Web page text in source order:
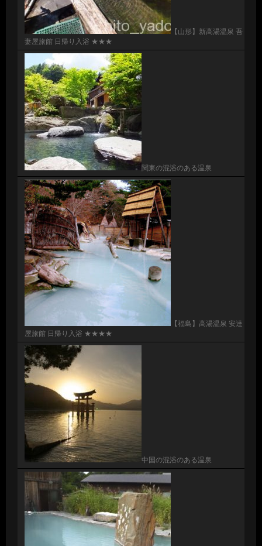
【山形】新高湯温泉 吾
妻屋旅館 日帰り入浴 ★★★
関東の混浴のある温泉
【福島】高湯温泉 安達
屋旅館 日帰り入浴 ★★★★
中国の混浴のある温泉